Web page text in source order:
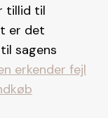
tillid til
er det
sagens
erkender fejl